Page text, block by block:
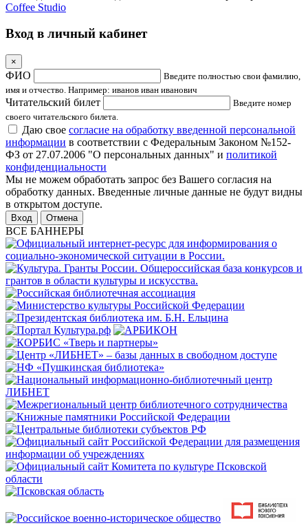
Coffee Studio
Вход в личный кабинет
×
ФИО
Введите полностью свои фамилию,
имя и отчество. Например: иванов иван иванович
Читательский билет
Введите номер
своего читательского билета.
Даю свое согласие на обработку введенной персональной
информации в соответствии с Федеральным Законом №152-
ФЗ от 27.07.2006 "О персональных данных" и политикой
конфиденциальности
Мы не можем обработать запрос без Вашего согласия на
обработку данных. Введенные личные данные не будут видны
в открытом доступе.
Отмена
ВСЕ БАННЕРЫ